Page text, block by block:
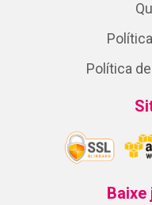
Política
Baixe